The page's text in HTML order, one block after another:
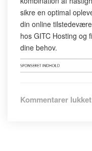
sikre en optimal
din online
hos GITC Hosting og
dine behov.
Kommentarer lukkettil